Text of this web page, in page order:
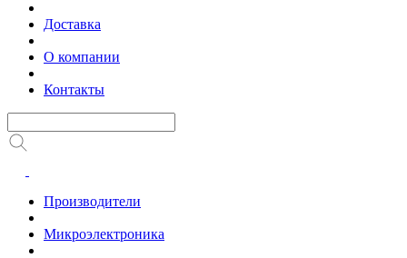
Доставка
О компании
Контакты
Производители
Микроэлектроника